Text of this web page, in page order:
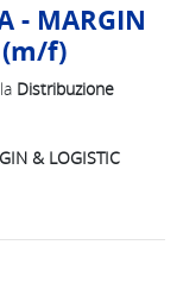
- MARGIN
(m/f)
Distribuzione
& LOGISTIC